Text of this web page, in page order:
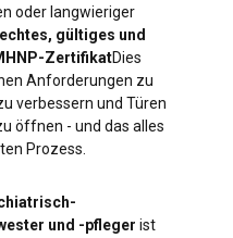
oder langwieriger
echtes, gültiges und
ZertifikatDies
Anforderungen zu
verbessern und Türen
öffnen - und das alles
Prozess.
und -pfleger ist